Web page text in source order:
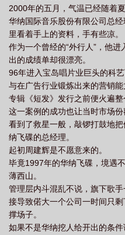
2000无弹窗 华娱之2000程好 华
度 华娱之2000txt奇书网 华娱之
是谁 华娱之2000起点中文网 华
娱之2000年开始做演员
有几个女主
2000年的五月，气温已经随着
华纳国际音乐股份有限公司总
里看着手上的资料，手有些凉。
作为一个曾经的“外行人”，他
出的成绩单却很漂亮。
96年进入宝岛唱片业巨头的科
与在广告行业锻炼出来的营销
专辑《短发》发行之前便火遍整
这一案例的成功也让当时市场
看到了救星一般，敲锣打鼓地
纳飞碟的总经理。
起初周建辉是不愿意来的。
毕竟1997年的华纳飞碟，境遇
薄西山。
管理层内斗混乱不说，旗下歌
接导致偌大一个公司一时间只
撑场子。
如果不是华纳挖人给开出的条